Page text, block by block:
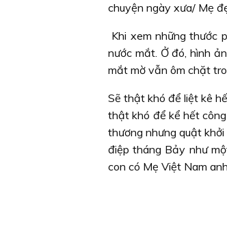
chuyện ngày xưa/ Mẹ
Khi xem những thước
nước mắt. Ở đó, hình
mắt mờ vẫn ôm chặt
Sẽ thật khó để liệt kê
thật khó để kể hết
thương nhưng quật
điệp tháng Bảy như
con có Mẹ Việt Nam anh